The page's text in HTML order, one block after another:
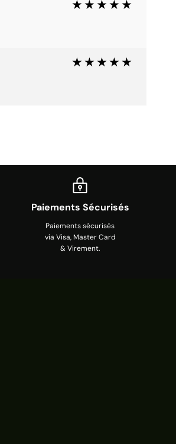
Paiements Sécurisés
Paiements sécurisés
via Visa, Master Card
& Virement.